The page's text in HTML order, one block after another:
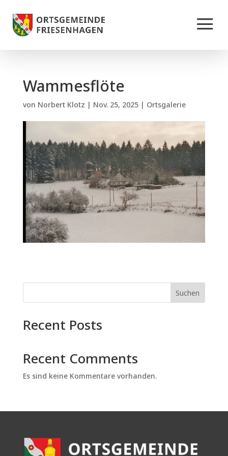
Wammesflöte
von Norbert Klotz | Nov. 25, 2025| Ortsgalerie
Suchen
Recent Posts
Recent Comments
Es sind keine Kommentare vorhanden.